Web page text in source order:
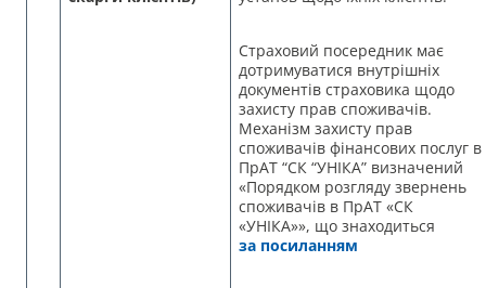
Страховий посередник має
дотримуватися внутрішніх
документів страховика щодо
захисту прав споживачів.
Механізм захисту прав
споживачів фінансових послуг в
ПрАТ “СК “УНІКА” визначений
«Порядком розгляду звернень
споживачів в ПрАТ «СК
«УНІКА»», що знаходиться
за посиланням